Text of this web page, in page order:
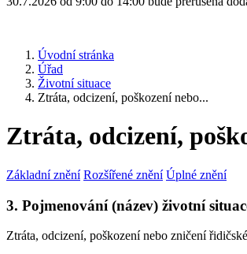
Úvodní stránka
Úřad
Životní situace
Ztráta, odcizení, poškození nebo...
Ztráta, odcizení,
Základní znění Rozšířené znění Úplné znění
3. Pojmenování (název) životní
Ztráta, odcizení, poškození nebo zničení